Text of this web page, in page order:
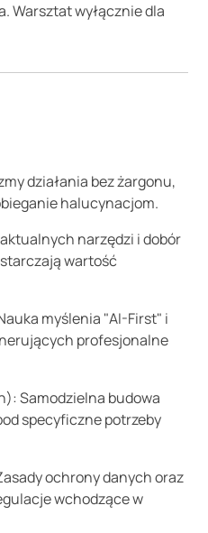
Warsztat wyłącznie dla
działania bez żargonu,
halucynacjom.
narzędzi i dobór
wartość
myślenia "AI-First" i
profesjonalne
Samodzielna budowa
specyficzne potrzeby
ochrony danych oraz
wchodzące w